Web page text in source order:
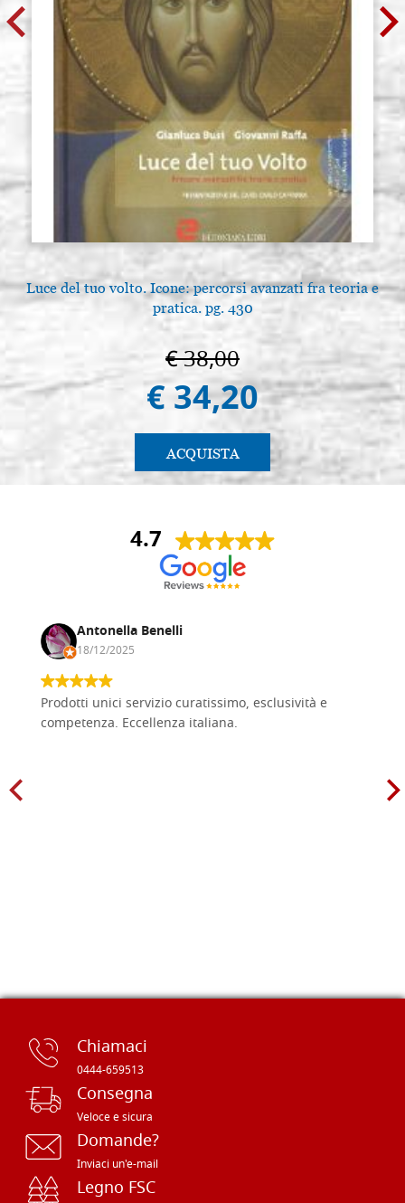
Luce del tuo volto. Icone: percorsi avanzati fra teoria e
pratica. pg. 430
€ 38,00
€ 34,20
ACQUISTA
4.7
Antonella Benelli
18/12/2025
Prodotti unici servizio curatissimo, esclusività e
competenza. Eccellenza italiana.
Chiamaci
0444-659513
Consegna
Veloce e sicura
Domande?
Inviaci un'e-mail
Legno FSC